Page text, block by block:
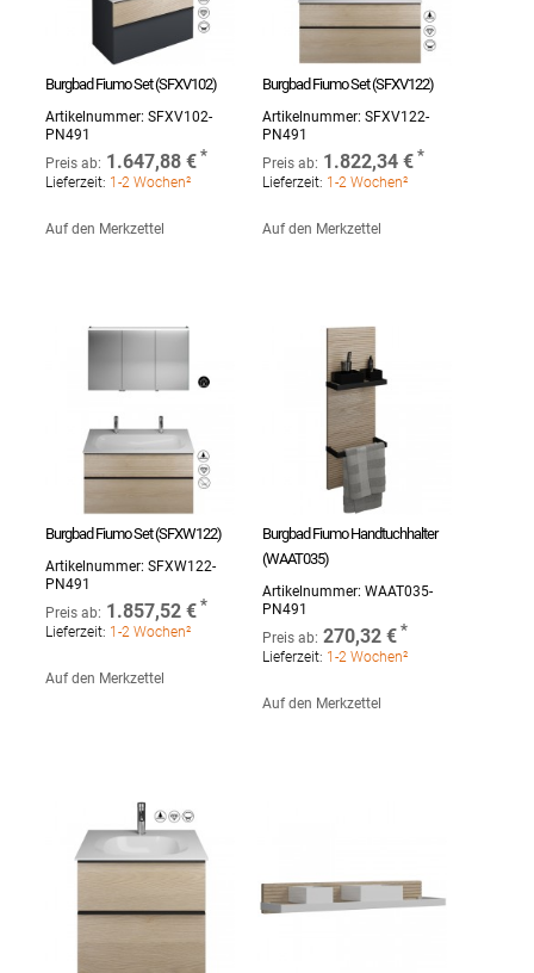
Burgbad Fiumo Set (SFXV102)
Artikelnummer: SFXV102-
PN491
Preis ab: 1.647,88 €
Lieferzeit: 1-2 Wochen²
Auf den Merkzettel
Burgbad Fiumo Set (SFXV122)
Artikelnummer:SFXV122-
PN491
Preis ab: 1.822,34 €
Lieferzeit: 1-2 Wochen²
Auf den Merkzettel
Burgbad Fiumo Set (SFXW122)
Artikelnummer: SFXW122-
PN491
Preis ab: 1.857,52 €
Lieferzeit: 1-2 Wochen²
Auf den Merkzettel
Burgbad Fiumo Handtuchhalter
(WAAT035)
Artikelnummer:WAAT035-
PN491
Preis ab: 270,32 €
Lieferzeit: 1-2 Wochen²
Auf den Merkzettel